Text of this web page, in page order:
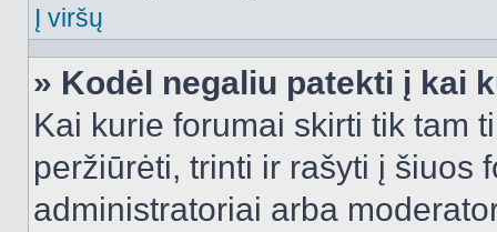
Į viršų
» Kodėl negaliu patekti į kai
Kai kurie forumai skirti tik tam
peržiūrėti, trinti ir rašyti į šiuos
administratoriai arba